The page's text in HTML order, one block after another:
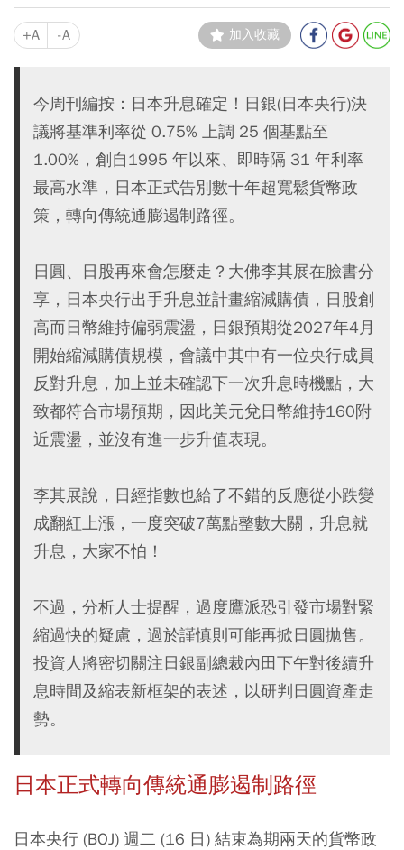
+A -A 加入收藏
今周刊編按：日本升息確定！日銀(日本央行)決
議將基準利率從 0.75% 上調 25 個基點至
1.00%，創自1995 年以來、即時隔 31 年利率
最高水準，日本正式告別數十年超寬鬆貨幣政
策，轉向傳統通膨遏制路徑。
日圓、日股再來會怎麼走？大佛李其展在臉書分
享，日本央行出手升息並計畫縮減購債，日股創
高而日幣維持偏弱震盪，日銀預期從2027年4月
開始縮減購債規模，會議中其中有一位央行成員
反對升息，加上並未確認下一次升息時機點，大
致都符合市場預期，因此美元兌日幣維持160附
近震盪，並沒有進一步升值表現。
李其展說，日經指數也給了不錯的反應從小跌變
成翻紅上漲，一度突破7萬點整數大關，升息就
升息，大家不怕！
不過，分析人士提醒，過度鷹派恐引發市場對緊
縮過快的疑慮，過於謹慎則可能再掀日圓拋售。
投資人將密切關注日銀副總裁內田下午對後續升
息時間及縮表新框架的表述，以研判日圓資產走
勢。
日本正式轉向傳統通膨遏制路徑
日本央行 (BOJ) 週二 (16 日) 結束為期兩天的貨幣政